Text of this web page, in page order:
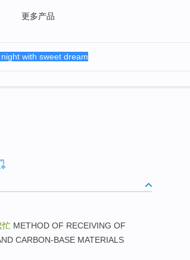
更多产品
忙 METHOD OF RECEIVING OF
CARBON-BASE MATERIALS